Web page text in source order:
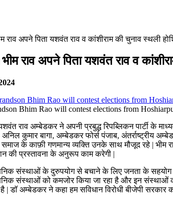
राव अपने पिता यशवंत राव व कांशीराम की चुनाव स्थली
राव अपने पिता यशवंत राव व
Bhim Rao will contest elections from
राव अम्बेडकर ने अपनी प्रबुद्ध रिपब्लिकन पार्टी के
अनिल कुमार बागा, अम्बेडकर फोर्स पंजाब,
के काफ़ी गणमान्य व्यक्ति उनके साथ मौजूद रहे | भीम
की प्रस्तावना के अनुरूप काम करेगी |
संस्थाओं के दुरुपयोग से बचाने के लिए जनता के सहयोग
संस्थाओं को कमजोर किया जा रहा है और इन संस्थाओं
डॉ अम्बेडकर ने कहा हम सविधान विरोधी बीजेपी सरकार